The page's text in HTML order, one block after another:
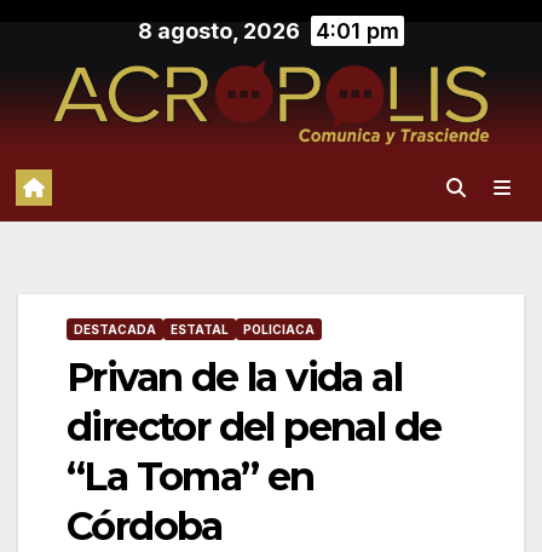
contenido
8 agosto, 2026 4:01 pm
DESTACADA ESTATAL POLICIACA
Privan de la vida al
director del penal de
“La Toma” en
Córdoba